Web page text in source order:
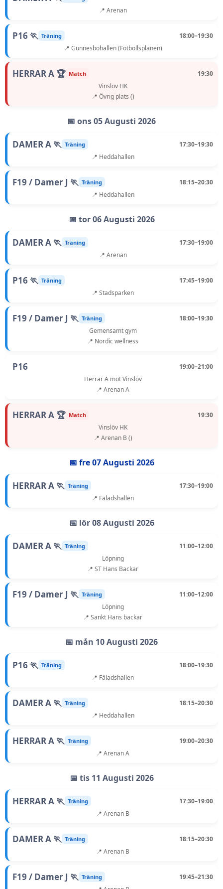
📍 Arenan
P16 🏃 Träning
18:00–19:30
📍 Gunnesbohallen (Fotbollsplanen)
HERRAR A 🏆 Match
19:30
Vinslöv HK
📍 Övrig plats ()
📅 ons 05 Augusti 2026
DAMER A 🏃 Träning
17:30–19:30
📍 Heddahallen
F19 / Damer J 🏃 Träning
18:15–20:30
📍 Heddahallen
📅 tor 06 Augusti 2026
DAMER A 🏃 Träning
17:30–19:00
📍 Arenan
P16 🏃 Träning
17:45–19:00
📍 Stadsparken
F19 / Damer J 🏃 Träning
18:00–19:30
Gemensamt gym
📍 Nordic wellness
P16
19:00–21:00
Herrar A mot Vinslöv
📍 Arenan A
HERRAR A 🏆 Match
19:30
Vinslöv HK
📍 Arenan B ()
📅 fre 07 Augusti 2026
HERRAR A 🏃 Träning
17:30–19:00
📍 Fäladshallen
📅 lör 08 Augusti 2026
DAMER A 🏃 Träning
11:00–12:00
Löpning
📍 ST Hans Backar
F19 / Damer J 🏃 Träning
11:00–12:00
Löpning
📍 Sankt Hans backar
📅 mån 10 Augusti 2026
P16 🏃 Träning
18:00–19:30
📍 Fäladshallen
DAMER A 🏃 Träning
18:15–20:30
📍 Heddahallen
HERRAR A 🏃 Träning
19:00–20:30
📍 Arenan A
📅 tis 11 Augusti 2026
HERRAR A 🏃 Träning
17:30–19:00
📍 Arenan B
DAMER A 🏃 Träning
18:15–20:30
📍 Arenan B
F19 / Damer J 🏃 Träning
19:45–21:30